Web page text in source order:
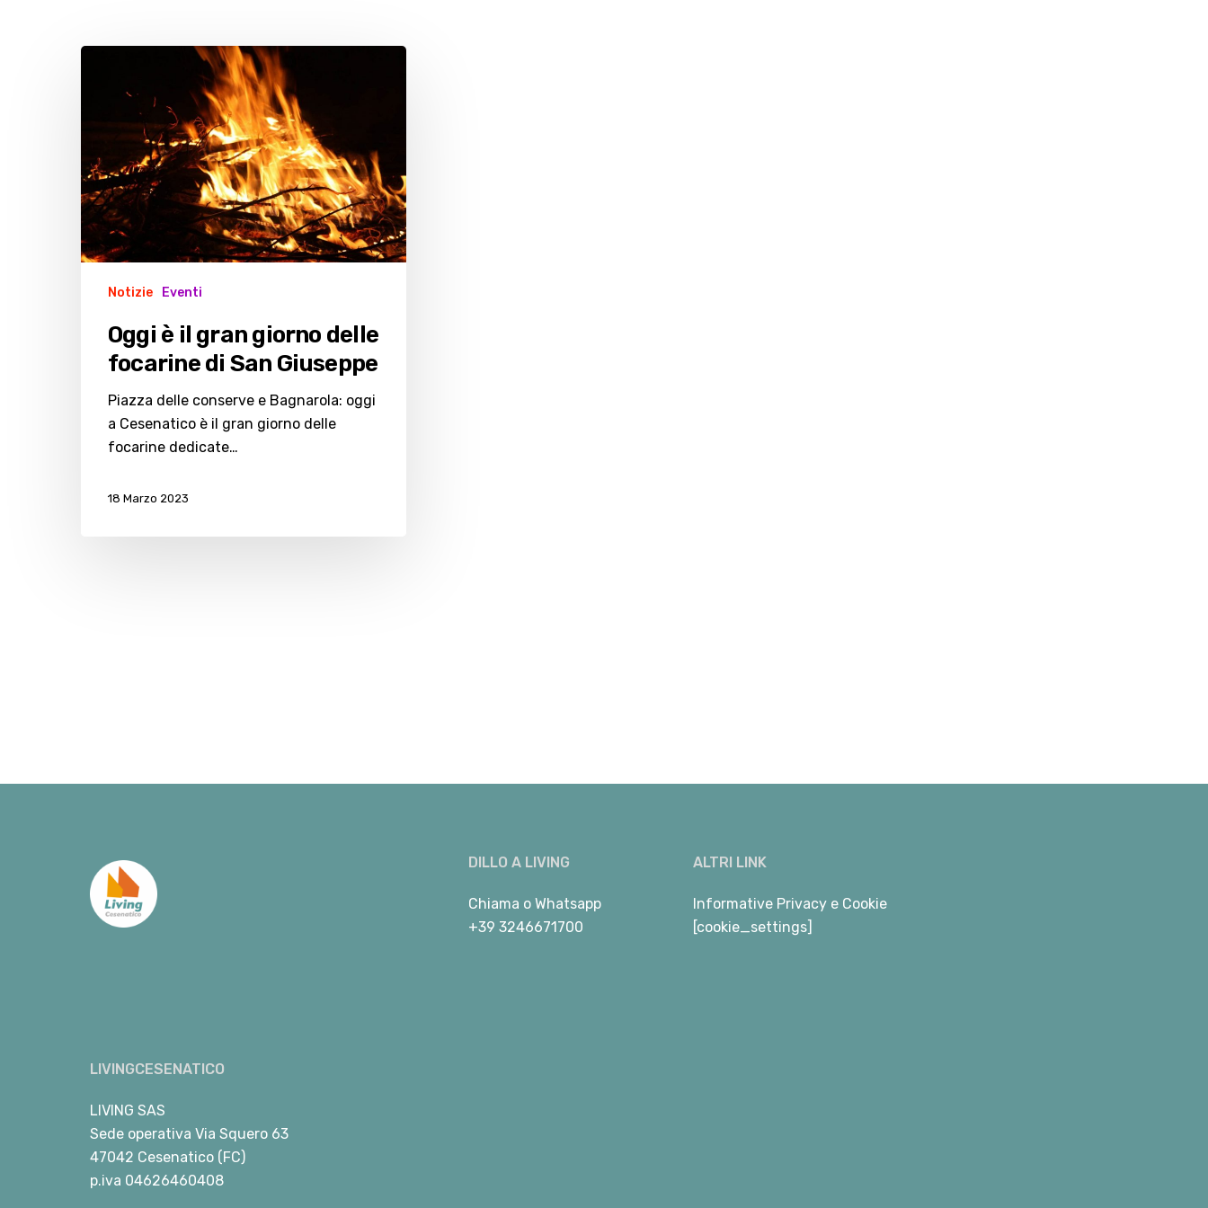
Oggi
delle
focarine
di
San
Giuseppe
Notizie Eventi
Oggi è il gran giorno delle
focarine di San Giuseppe
Piazza delle conserve e Bagnarola: oggi
a Cesenatico è il gran giorno delle
focarine dedicate…
18 Marzo 2023
LIVINGCESENATICO
LIVING SAS
Sede operativa Via Squero 63
47042 Cesenatico (FC)
p.iva 04626460408
DILLO A LIVING
Chiama o Whatsapp
+39 3246671700
ALTRI LINK
Informative Privacy e Cookie
[cookie_settings]